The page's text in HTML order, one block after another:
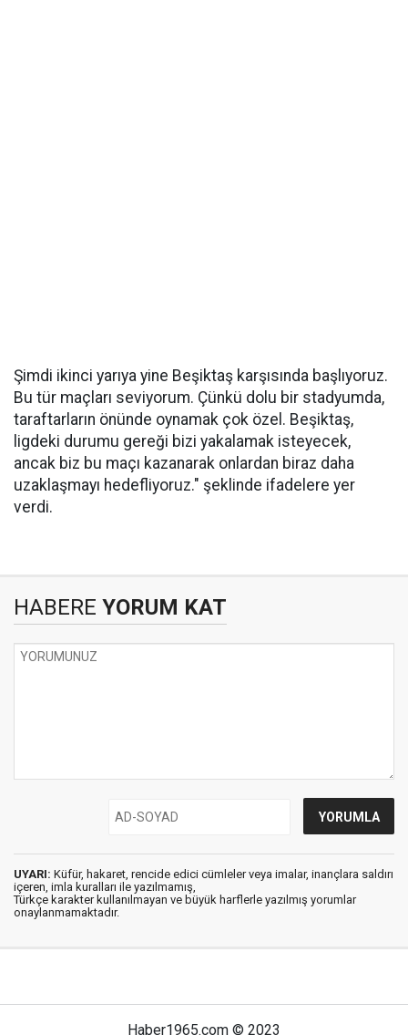
Şimdi ikinci yarıya yine Beşiktaş karşısında başlıyoruz.
Bu tür maçları seviyorum. Çünkü dolu bir stadyumda,
taraftarların önünde oynamak çok özel. Beşiktaş,
ligdeki durumu gereği bizi yakalamak isteyecek,
ancak biz bu maçı kazanarak onlardan biraz daha
uzaklaşmayı hedefliyoruz." şeklinde ifadelere yer
verdi.
HABERE YORUM KAT
UYARI: Küfür, hakaret, rencide edici cümleler veya imalar, inançlara saldırı
içeren, imla kuralları ile yazılmamış,
Türkçe karakter kullanılmayan ve büyük harflerle yazılmış yorumlar
onaylanmamaktadır.
Haber1965.com © 2023